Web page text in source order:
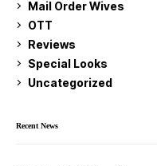
Mail Order Wives
OTT
Reviews
Special Looks
Uncategorized
Recent News